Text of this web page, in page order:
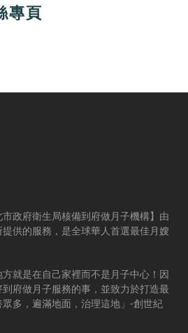
專頁
政府衛生局核備到府做月子機構】由
供的服務，是全球華人首選最佳月嫂
就是在自己家裡而不是月子中心！因
府做月子服務的事，並致力於打造最
多，遍滿地面，治理這地」-創世紀